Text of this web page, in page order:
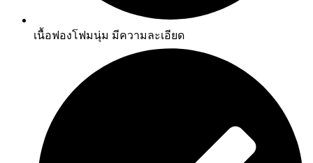
เนื้อฟองโฟมนุ่ม มีความละเอียด